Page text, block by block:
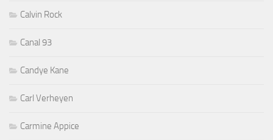
Calvin Rock
Canal 93
Candye Kane
Carl Verheyen
Carmine Appice